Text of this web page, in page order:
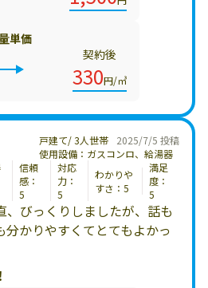
単価
契約後
330円/㎥
2025/7/5 投稿
戸建て/ 3人世帯
使用設備：ガスコンロ、給湯器
信頼
感：
5
対応
力：
5
わかりや
すさ：5
満足
度：
5
、びっくりしましたが、話も
分かりやすくてとてもよかっ